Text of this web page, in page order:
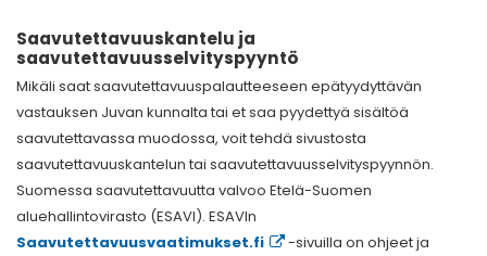
Saavutettavuuskantelu ja
saavutettavuusselvityspyyntö
Mikäli saat saavutettavuuspalautteeseen epätyydyttävän
vastauksen Juvan kunnalta tai et saa pyydettyä sisältöä
saavutettavassa muodossa, voit tehdä sivustosta
saavutettavuuskantelun tai saavutettavuusselvityspyynnön.
Suomessa saavutettavuutta valvoo Etelä-Suomen
aluehallintovirasto (ESAVI). ESAVIn
Saavutettavuusvaatimukset.fi
-sivuilla on ohjeet ja